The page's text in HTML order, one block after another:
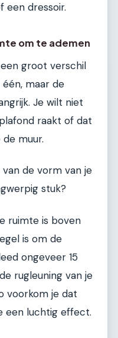
een dressoir.
om te ademen
groot verschil
maar de
Je wilt niet
raakt of dat
muur.
de vorm van je
stuk?
ruimte is boven
is om de
ongeveer 15
rugleuning van je
voorkom je dat
een luchtig effect.